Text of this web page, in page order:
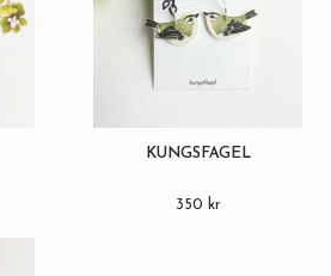
KUNGSFÅGEL
350 kr